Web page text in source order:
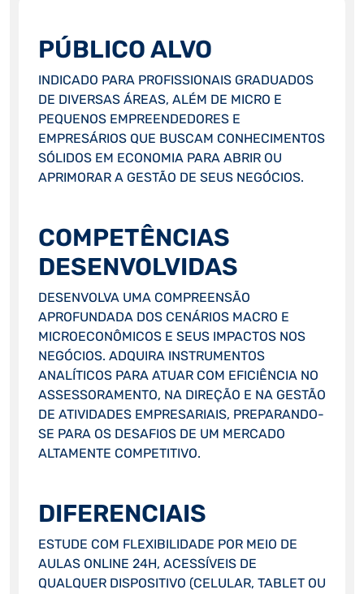
PÚBLICO ALVO
INDICADO PARA PROFISSIONAIS GRADUADOS
DE DIVERSAS ÁREAS, ALÉM DE MICRO E
PEQUENOS EMPREENDEDORES E
EMPRESÁRIOS QUE BUSCAM CONHECIMENTOS
SÓLIDOS EM ECONOMIA PARA ABRIR OU
APRIMORAR A GESTÃO DE SEUS NEGÓCIOS.
COMPETÊNCIAS
DESENVOLVIDAS
DESENVOLVA UMA COMPREENSÃO
APROFUNDADA DOS CENÁRIOS MACRO E
MICROECONÔMICOS E SEUS IMPACTOS NOS
NEGÓCIOS. ADQUIRA INSTRUMENTOS
ANALÍTICOS PARA ATUAR COM EFICIÊNCIA NO
ASSESSORAMENTO, NA DIREÇÃO E NA GESTÃO
DE ATIVIDADES EMPRESARIAIS, PREPARANDO-
SE PARA OS DESAFIOS DE UM MERCADO
ALTAMENTE COMPETITIVO.
DIFERENCIAIS
ESTUDE COM FLEXIBILIDADE POR MEIO DE
AULAS ONLINE 24H, ACESSÍVEIS DE
QUALQUER DISPOSITIVO (CELULAR, TABLET OU